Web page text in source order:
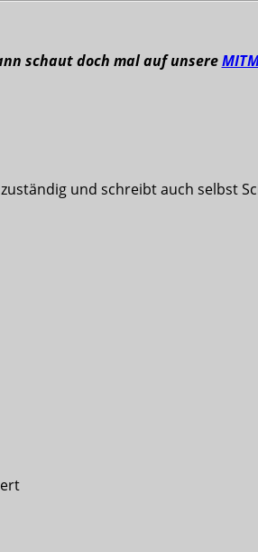
schaut doch mal auf unsere
und schreibt auch selbst